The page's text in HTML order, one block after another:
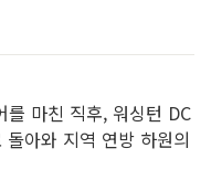
마친 직후, 워싱턴 DC
아와 지역 연방 하원의